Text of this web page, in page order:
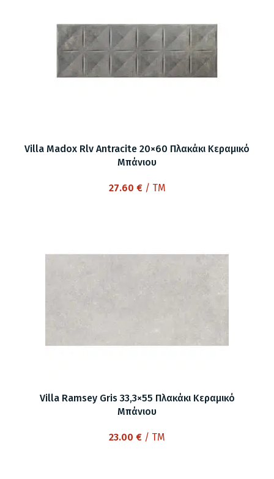
Villa Madox Rlv Antracite 20×60 Πλακάκι Κεραμικό
Μπάνιου
27.60 €/ TM
Villa Ramsey Gris 33,3×55 Πλακάκι Κεραμικό
Μπάνιου
23.00 € / TM